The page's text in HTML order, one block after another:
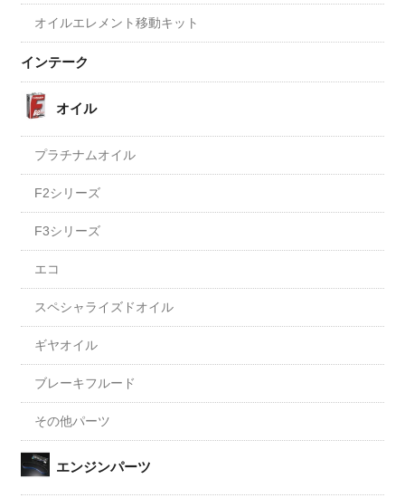
オイルエレメント移動キット
インテーク
オイル
プラチナムオイル
F2シリーズ
F3シリーズ
エコ
スペシャライズドオイル
ギヤオイル
ブレーキフルード
その他パーツ
エンジンパーツ